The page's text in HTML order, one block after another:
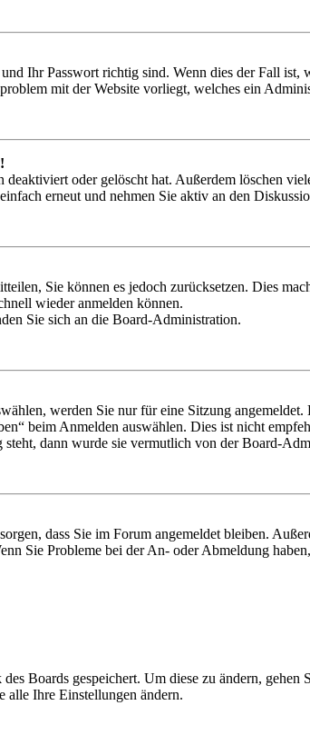
Ihr Passwort richtig sind. Wenn dies der Fall ist,
mit der Website vorliegt, welches ein
oder gelöscht hat. Außerdem löschen
erneut und nehmen Sie aktiv an den
Sie können es jedoch zurücksetzen. Dies
wieder anmelden können.
Sie sich an die Board-Administration.
werden Sie nur für eine Sitzung
beim Anmelden auswählen. Dies ist nicht
dann wurde sie vermutlich von der Board-
dass Sie im Forum angemeldet bleiben.
Sie Probleme bei der An- oder Abmeldung
Boards gespeichert. Um diese zu ändern,
alle Ihre Einstellungen ändern.